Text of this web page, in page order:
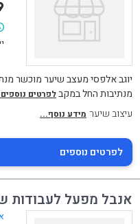
יוגב אלפסי מעצב שיער מוכשר
מנתיבות החל במקבלפרטים
עיצוב שיער מידע נוסף...
לפרטים נוספים
אנבל מפעל לעבודות